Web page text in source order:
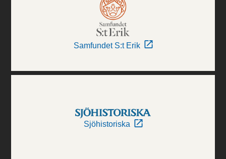
Samfundet S:t Erik
Sjöhistoriska